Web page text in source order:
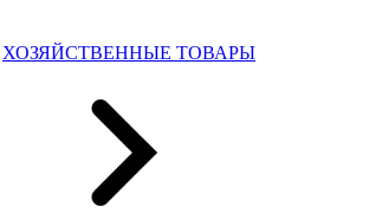
ХОЗЯЙСТВЕННЫЕ ТОВАРЫ